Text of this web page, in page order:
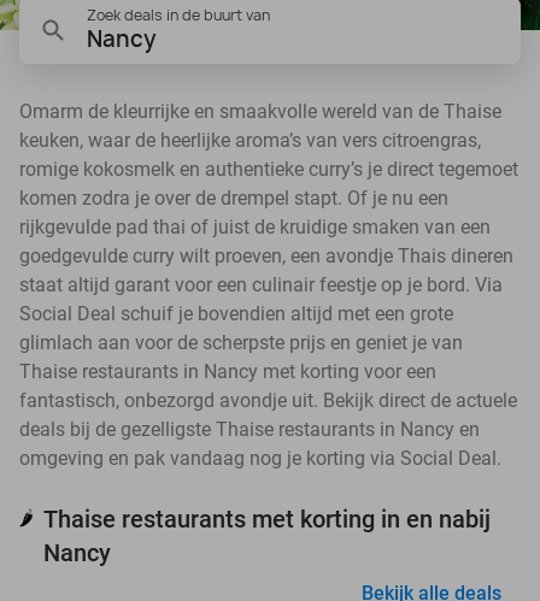
Zoek deals in de buurt van
Nancy
Omarm de kleurrijke en smaakvolle wereld van de Thaise
keuken, waar de heerlijke aroma’s van vers citroengras,
romige kokosmelk en authentieke curry’s je direct tegemoet
komen zodra je over de drempel stapt. Of je nu een
rijkgevulde pad thai of juist de kruidige smaken van een
goedgevulde curry wilt proeven, een avondje Thais dineren
staat altijd garant voor een culinair feestje op je bord. Via
Social Deal schuif je bovendien altijd met een grote
glimlach aan voor de scherpste prijs en geniet je van
Thaise restaurants in Nancy met korting voor een
fantastisch, onbezorgd avondje uit. Bekijk direct de actuele
deals bij de gezelligste Thaise restaurants in Nancy en
omgeving en pak vandaag nog je korting via Social Deal.
🌶️ Thaise restaurants met korting in en nabij
Nancy
Bekijk alle deals